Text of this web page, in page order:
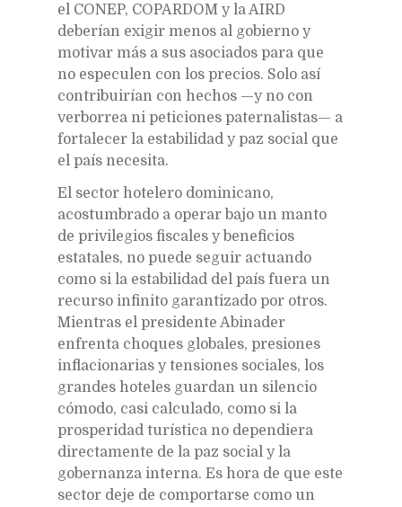
el CONEP, COPARDOM y la AIRD
deberían exigir menos al gobierno y
motivar más a sus asociados para que
no especulen con los precios. Solo así
contribuirían con hechos —y no con
verborrea ni peticiones paternalistas— a
fortalecer la estabilidad y paz social que
el país necesita.
El sector hotelero dominicano,
acostumbrado a operar bajo un manto
de privilegios fiscales y beneficios
estatales, no puede seguir actuando
como si la estabilidad del país fuera un
recurso infinito garantizado por otros.
Mientras el presidente Abinader
enfrenta choques globales, presiones
inflacionarias y tensiones sociales, los
grandes hoteles guardan un silencio
cómodo, casi calculado, como si la
prosperidad turística no dependiera
directamente de la paz social y la
gobernanza interna. Es hora de que este
sector deje de comportarse como un